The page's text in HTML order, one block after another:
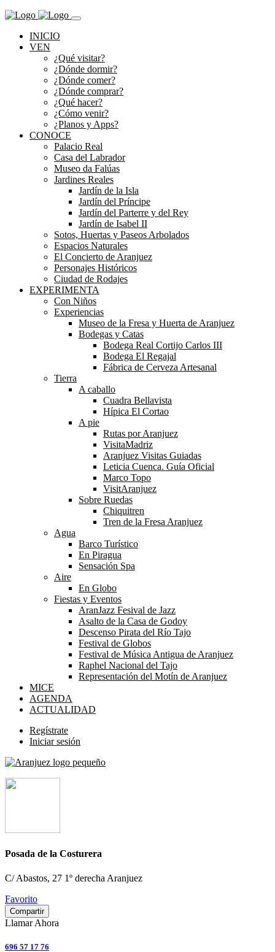
INICIO
VEN
¿Qué visitar?
¿Dónde dormir?
¿Dónde comer?
¿Dónde comprar?
¿Qué hacer?
¿Cómo venir?
¿Planos y Apps?
CONOCE
Palacio Real
Casa del Labrador
Museo da Falúas
Jardines Reales
Jardín de la Isla
Jardín del Príncipe
Jardín del Parterre y del Rey
Jardín de Isabel II
Sotos, Huertas y Paseos Arbolados
Espacios Naturales
El Concierto de Aranjuez
Personajes Históricos
Ciudad de Rodajes
EXPERIMENTA
Con Niños
Experiencias
Museo de la Fresa y Huerta de Aranjuez
Bodegas y Catas
Bodega Real Cortijo Carlos III
Bodega El Regajal
Fábrica de Cerveza Artesanal
Tierra
A caballo
Cuadra Bellavista
Hípica El Cortao
A pie
Rutas por Aranjuez
VisitaMadriz
Aranjuez Visitas Guiadas
Leticia Cuenca. Guía Oficial
Marco Topo
VisitAranjuez
Sobre Ruedas
Chiquitren
Tren de la Fresa Aranjuez
Agua
Barco Turístico
En Piragua
Sensación Spa
Aire
En Globo
Fiestas y Eventos
AranJazz Fesival de Jazz
Asalto de la Casa de Godoy
Descenso Pirata del Río Tajo
Festival de Globos
Festival de Música Antigua de Aranjuez
Raphel Nacional del Tajo
Representación del Motín de Aranjuez
MICE
AGENDA
ACTUALIDAD
Regístrate
Iniciar sesión
Posada de la Costurera
C/ Abastos, 27 1º derecha Aranjuez
Favorito
Compartir
Llamar Ahora
696 57 17 76